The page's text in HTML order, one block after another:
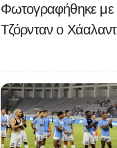
Φωτογραφήθηκε με
Τζόρνταν ο Χάαλαντ